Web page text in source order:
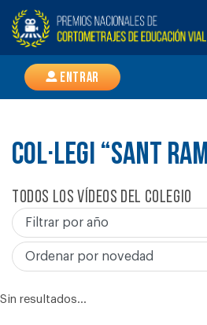
Entrar
COL·LEGI “SANT
Todos los vídeos del colegio
Sin resultados...